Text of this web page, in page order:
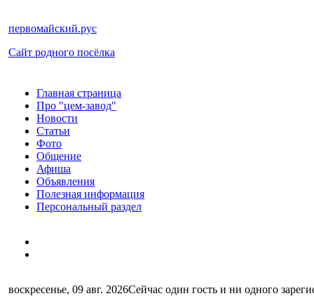
первомайский.рус
Сайт родного посёлка
Главная страница
Про "цем-завод"
Новости
Статьи
Фото
Общение
Афиша
Объявления
Полезная информация
Персональный раздел
воскресенье, 09 авг. 2026Сейчас один гость и ни одного